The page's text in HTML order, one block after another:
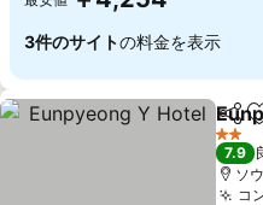
3件のサイトの料金を表示
シェ
2 ホテ
7.9
ソ
コ